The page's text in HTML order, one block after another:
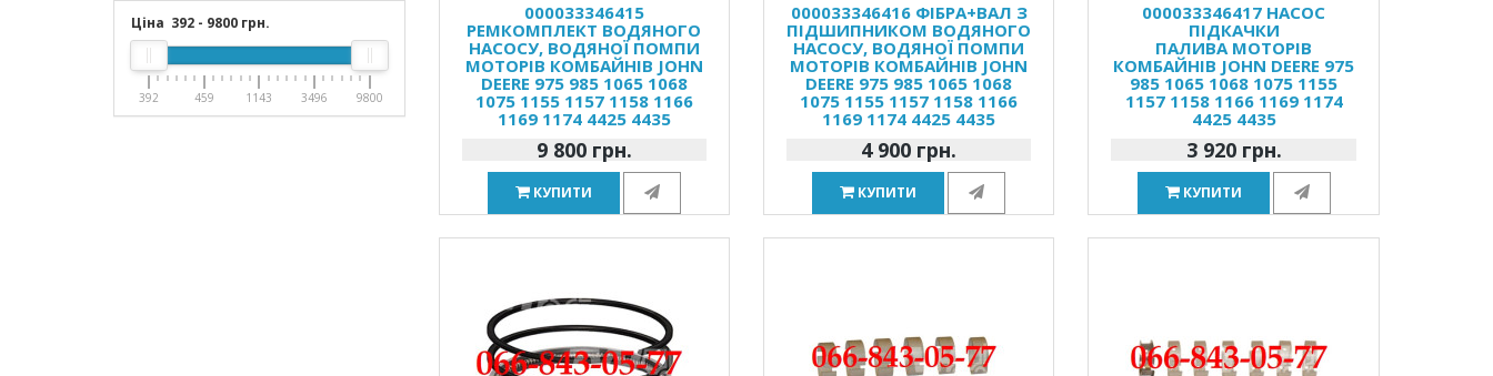
Ціна 392 - 9800 грн.
392 459 1143 3496 9800
000033346415
РЕМКОМПЛЕКТ ВОДЯНОГО
НАСОСУ, ВОДЯНОЇ ПОМПИ
МОТОРІВ КОМБАЙНІВ JOHN
DEERE 975 985 1065 1068
1075 1155 1157 1158 1166
1169 1174 4425 4435
9 800 грн.
КУПИТИ
000033346416 ФІБРА+ВАЛ З
ПІДШИПНИКОМ ВОДЯНОГО
НАСОСУ, ВОДЯНОЇ ПОМПИ
МОТОРІВ КОМБАЙНІВ JOHN
DEERE 975 985 1065 1068
1075 1155 1157 1158 1166
1169 1174 4425 4435
4 900 грн.
КУПИТИ
000033346417 НАСОС
ПІДКАЧКИ
ПАЛИВА МОТОРІВ
КОМБАЙНІВ JOHN DEERE 975
985 1065 1068 1075 1155
1157 1158 1166 1169 1174
4425 4435
3 920 грн.
КУПИТИ